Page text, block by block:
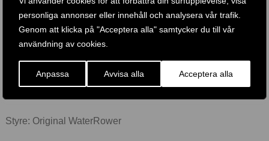
personliga annonser eller innehåll och analysera vår trafik.
Genom att klicka på "Acceptera alla" samtycker du till vår
användning av cookies.
Anpassa Avvisa alla Acceptera alla
Polar bröstbälte (tillval)
Säte: Original WaterRower
Fotplattor: Justerbara. Original WaterRower
Styre: Original WaterRower